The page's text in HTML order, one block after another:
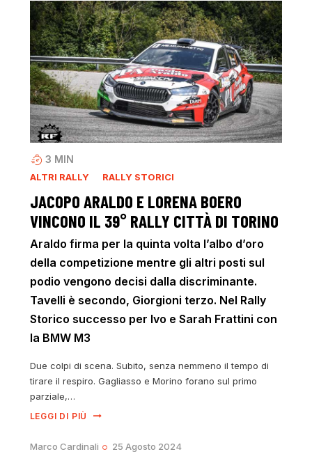
3 MIN
ALTRI RALLY RALLY STORICI
JACOPO ARALDO E LORENA BOERO
VINCONO IL 39° RALLY CITTÀ DI TORINO
Araldo firma per la quinta volta l’albo d’oro
della competizione mentre gli altri posti sul
podio vengono decisi dalla discriminante.
Tavelli è secondo, Giorgioni terzo. Nel Rally
Storico successo per Ivo e Sarah Frattini con
la BMW M3
Due colpi di scena. Subito, senza nemmeno il tempo di
tirare il respiro. Gagliasso e Morino forano sul primo
parziale,…
LEGGI DI PIÙ
Marco Cardinali 25 Agosto 2024